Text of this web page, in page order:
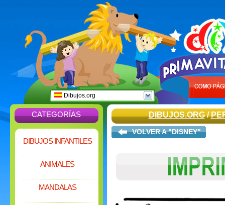
Dibujos.org
CATEGORÍAS
DIBUJOS INFANTILES
ANIMALES
MANDALAS
DIBUJOS.ORG/
VOLVER A "DISNEY"